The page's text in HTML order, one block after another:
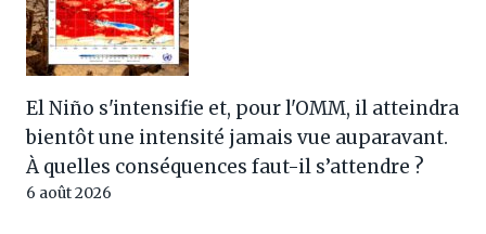
El Niño s'intensifie et, pour l'OMM, il atteindra
bientôt une intensité jamais vue auparavant.
À quelles conséquences faut-il s’attendre ?
6 août 2026